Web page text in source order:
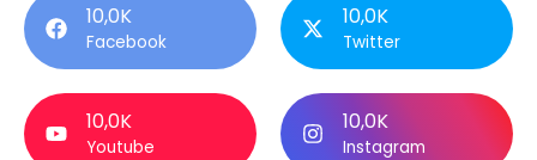
10,0K
Facebook
10,0K
Twitter
10,0K
Youtube
10,0K
Instagram